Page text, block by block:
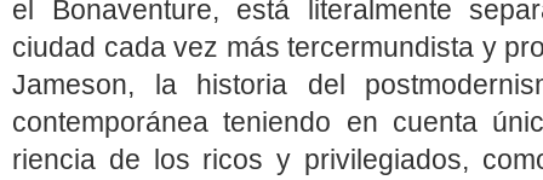
el Bonaventure, está literalmente
ciudad cada vez más tercermundista y
Jameson, la historia del
contemporánea teniendo en cuenta
riencia de los ricos y privilegiados,